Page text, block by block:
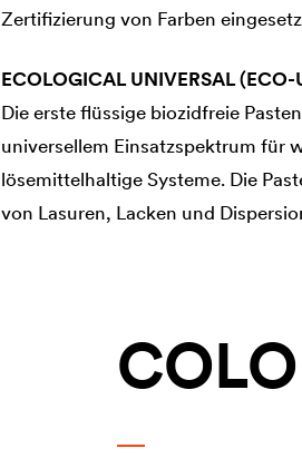
Zertifizierung von Farben
ECOLOGICAL UNIVERSAL (ECO-
Die erste flüssige biozidfreie
universellem Einsatzspektrum für
lösemittelhaltige Systeme. Die
von Lasuren, Lacken und